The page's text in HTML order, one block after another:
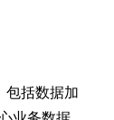
包括数据加